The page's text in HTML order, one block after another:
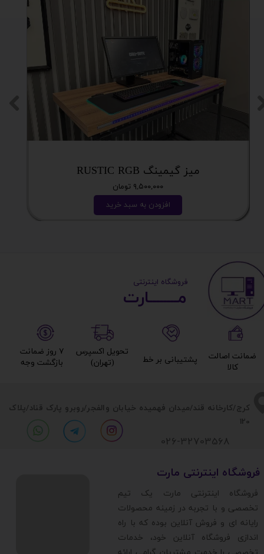
میز گیمینگ RUSTIC RGB
۹,۵۰۰,۰۰۰ تومان
افزودن به سبد خرید
​​کرج/کارخانه قند/میدان فهمیده خیابان والفجر/روبرو پارک قناد/پلاک
120
​فروشگاه اینترنتی مارت
​فروشگاه اینترنتی مارت یک تیم
تخصصی و با تجربه در زمینه محصولات
رایانه ای و فروش آنلاین بوده که با راه
اندازی فروشگاه آنلاین خود، خدمات
026-32703568
مــــــــارت​​​​​​
​ ​فروشگاه اینترنتی
۷ روز ضمانت
بازگشت وجه​​​​​​​
تحویل اکسپرس
(تهران)​​​​​​​
پشتیبانی بر خط​​​​​​​
ضمانت اصالت
کالا​​​​​​​